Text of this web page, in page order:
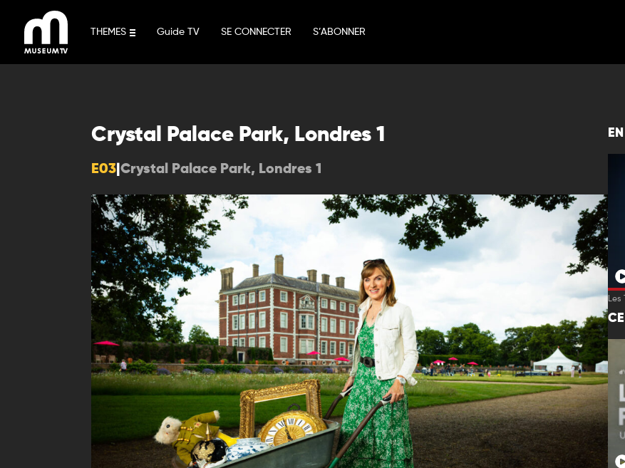
contenu
THEMES Guide TV SE CONNECTER S’ABONNER
Crystal Palace Park, Londres 1
E03 Crystal Palace Park, Londres 1
Les